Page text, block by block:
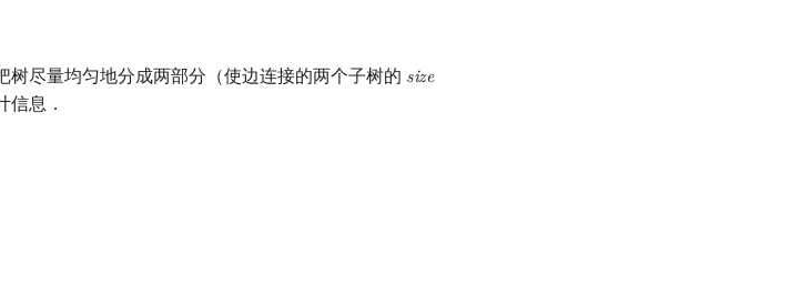
尽量均匀地分成两部分（使边连接的两个子树的 size
size
息．